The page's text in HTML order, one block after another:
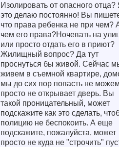
Изолировать от опасного отца?
это делаю постоянно! Вы
что права ребенка не при чем?
чем его права?Ночевать на
или просто отдать его в приют?
Жилищный вопрос? Да тут
проснуться бы живой. Сейчас
живем в съемной квартире,
мы до сих пор попасть не
просто не открывает дверь. Вы
такой проницательный, может
подскажите как это сделать,
полицию не беспокоить. А еще
подскажите, пожалуйста, может
просто не куда не "строчить"